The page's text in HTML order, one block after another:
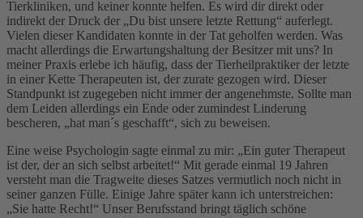
Tierkliniken, und keiner konnte helfen. Es wird dir direkt oder
indirekt der Druck der „Du bist unsere letzte Rettung“ auferlegt.
Vielen dieser Kandidaten konnte in der Tat geholfen werden. Was
macht allerdings die Erwartungshaltung der Besitzer mit uns? In
meiner Praxis erlebe ich häufig, dass der Tierheilpraktiker der letzte
in einer Kette Therapeuten ist, der zurate gezogen wird. Dieser
Standpunkt ist zugegeben nicht immer der angenehmste. Sollte man
dem Leiden allerdings ein Ende oder zumindest Linderung
bescheren, „hat man´s geschafft“, sich zu beweisen.
Eine weise Psychologin sagte einmal zu mir: „Ein guter Therapeut
ist der, der an sich selbst arbeitet!“ Mit gerade einmal 19 Jahren
versteht man die Tragweite dieses Satzes vermutlich noch nicht in
seiner ganzen Fülle. Einige Jahre später kann ich unterstreichen:
„Sie hatte Recht!“ Unser Berufsstand bringt täglich schöne